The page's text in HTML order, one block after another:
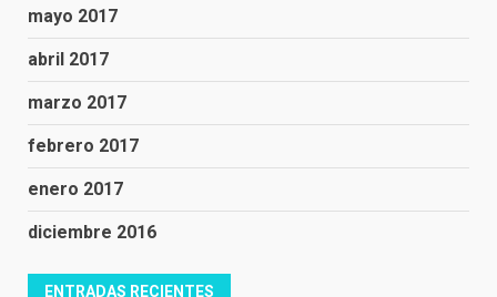
mayo 2017
abril 2017
marzo 2017
febrero 2017
enero 2017
diciembre 2016
ENTRADAS RECIENTES